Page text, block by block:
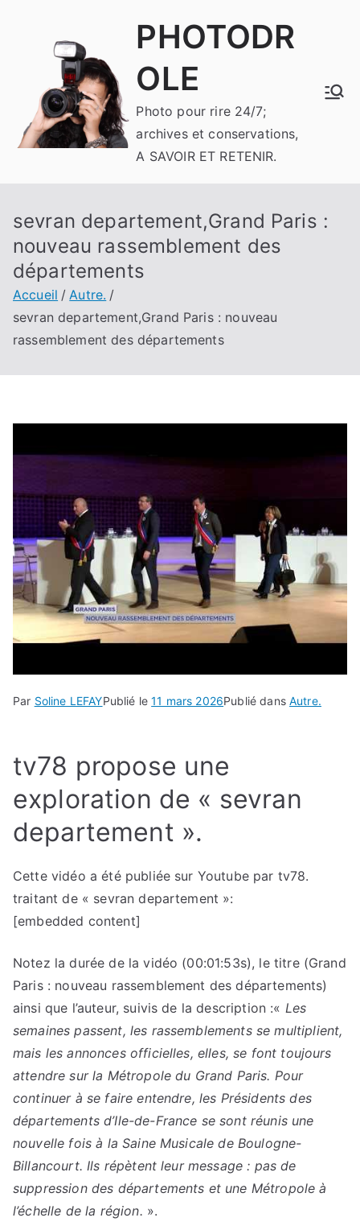
PHOTODR
OLE
Photo pour rire 24/7;
archives et conservations,
A SAVOIR ET RETENIR.
sevran departement,Grand Paris :
nouveau rassemblement des
départements
Accueil
Autre.
sevran departement,Grand Paris : nouveau
rassemblement des départements
Par Soline LEFAYPublié le11 mars 2026Publié dansAutre.
tv78 propose une
exploration de « sevran
departement ».
Cette vidéo a été publiée sur Youtube par tv78.
traitant de « sevran departement »:
[embedded content]
Notez la durée de la vidéo (00:01:53s), le titre (Grand
Paris : nouveau rassemblement des départements)
ainsi que l’auteur, suivis de la description :« Les
semaines passent, les rassemblements se multiplient,
mais les annonces officielles, elles, se font toujours
attendre sur la Métropole du Grand Paris. Pour
continuer à se faire entendre, les Présidents des
départements d’Ile-de-France se sont réunis une
nouvelle fois à la Saine Musicale de Boulogne-
Billancourt. Ils répètent leur message : pas de
suppression des départements et une Métropole à
l’échelle de la région. ».